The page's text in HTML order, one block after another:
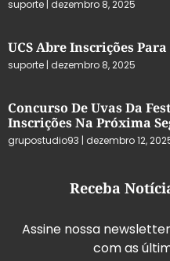
suporte dezembro 8, 2025
UCS Abre Inscrições
suporte dezembro 8, 2025
Concurso De Uvas Da
Inscrições Na Próxima
grupostudio93 dezembro 12,
Receba
Assine nossa
com as